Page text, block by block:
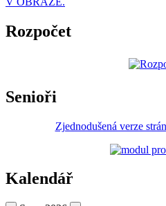
Rozpočet
Senioři
Zjednodušená verze
Kalendář